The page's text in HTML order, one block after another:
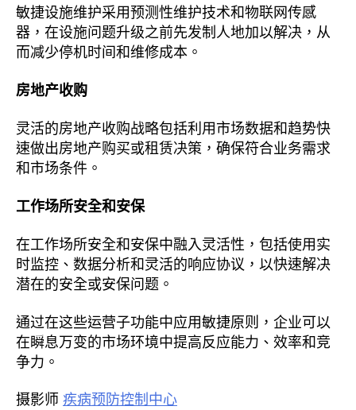
敏捷设施维护采用预测性维护技术和物联网传感
器，在设施问题升级之前先发制人地加以解决，从
而减少停机时间和维修成本。
房地产收购
灵活的房地产收购战略包括利用市场数据和趋势快
速做出房地产购买或租赁决策，确保符合业务需求
和市场条件。
工作场所安全和安保
在工作场所安全和安保中融入灵活性，包括使用实
时监控、数据分析和灵活的响应协议，以快速解决
潜在的安全或安保问题。
通过在这些运营子功能中应用敏捷原则，企业可以
在瞬息万变的市场环境中提高反应能力、效率和竞
争力。
摄影师 疾病预防控制中心